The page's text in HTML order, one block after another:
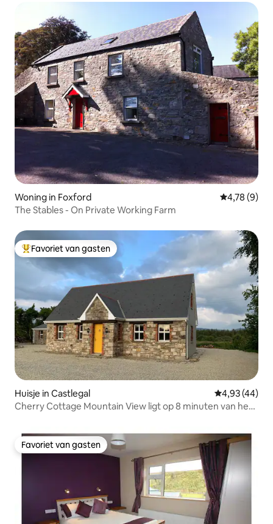
Woning in Foxford
4,78 (9)
The Stables - On Private Working Farm
Topfavoriet van gasten
Favoriet van gasten
Huisje in Castlegal Gemiddelde
4,93 (44)
Cherry Cottage Mountain View ligt op 8 minuten van het
Favoriet van gasten
Favoriet van gasten